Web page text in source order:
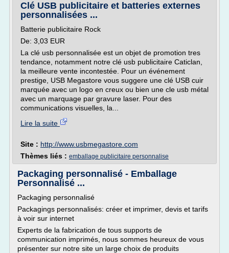
Clé USB publicitaire et batteries externes
personnalisées ...
Batterie publicitaire Rock
De: 3,03 EUR
La clé usb personnalisée est un objet de promotion tres
tendance, notamment notre clé usb publicitaire Caticlan,
la meilleure vente incontestée. Pour un événement
prestige, USB Megastore vous suggere une clé USB cuir
marquée avec un logo en creux ou bien une cle usb métal
avec un marquage par gravure laser. Pour des
communications visuelles, la...
Lire la suite
Site : http://www.usbmegastore.com
Thèmes liés : emballage publicitaire personnalise
Packaging personnalisé - Emballage
Personnalisé ...
Packaging personnalisé
Packagings personnalisés: créer et imprimer, devis et tarifs
à voir sur internet
Experts de la fabrication de tous supports de
communication imprimés, nous sommes heureux de vous
présenter sur notre site un large choix de produits